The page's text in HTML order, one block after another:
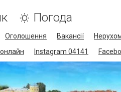
Погода
Оголошення Вакансії
Instagram 04141